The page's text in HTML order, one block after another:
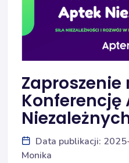
Zaproszenie
Konferencję
Data publikacji:
Monika